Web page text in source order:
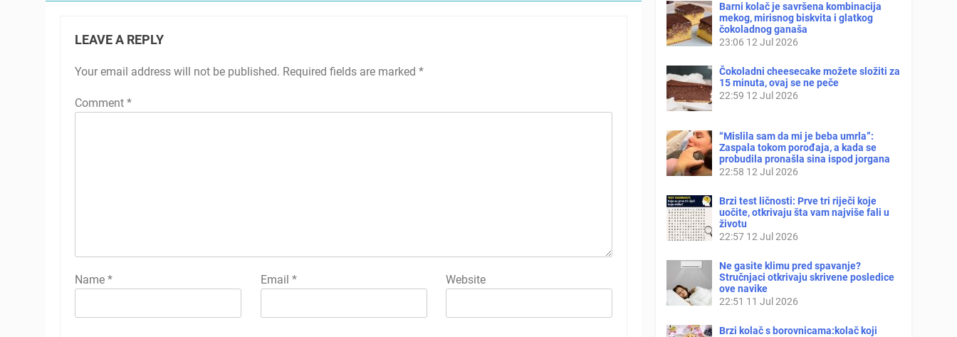
LEAVE A REPLY
Your email address will not be published. Required fields are marked *
Comment *
Name * Email * Website
Barni kolač je savršena kombinacija
mekog, mirisnog biskvita i glatkog
čokoladnog ganaša
23:06 12 Jul 2026
Čokoladni cheesecake možete složiti za
15 minuta, ovaj se ne peče
22:59 12 Jul 2026
“Mislila sam da mi je beba umrla”:
Zaspala tokom porođaja, a kada se
probudila pronašla sina ispod jorgana
22:58 12 Jul 2026
Brzi test ličnosti: Prve tri riječi koje
uočite, otkrivaju šta vam najviše fali u
životu
22:57 12 Jul 2026
Ne gasite klimu pred spavanje?
Stručnjaci otkrivaju skrivene posledice
ove navike
22:51 11 Jul 2026
Brzi kolač s borovnicama:kolač koji